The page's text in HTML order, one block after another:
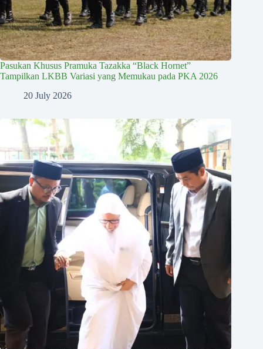
Pasukan Khusus Pramuka Tazakka “Black Hornet”
Tampilkan LKBB Variasi yang Memukau pada PKA 2026
20 July 2026